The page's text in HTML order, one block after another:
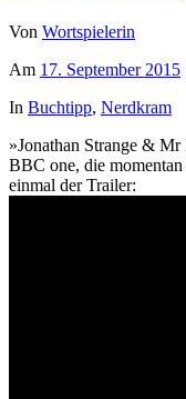
Von Wortspielerin
Am 17. September 2015
In Buchtipp, Nerdkram
»Jonathan Strange &
BBC one, die
einmal der Trailer: